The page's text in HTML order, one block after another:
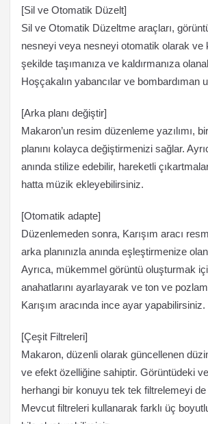
[Sil ve Otomatik Düzelt]
Sil ve Otomatik Düzeltme araçları,
nesneyi veya nesneyi otomatik olarak ve
şekilde taşımanıza ve kaldırmanıza
Hoşçakalın yabancılar ve bombardıman
[Arka planı değiştir]
Makaron’un resim düzenleme yazılımı,
planını kolayca değiştirmenizi sağlar.
anında stilize edebilir, hareketli
hatta müzik ekleyebilirsiniz.
[Otomatik adapte]
Düzenlemeden sonra, Karışım aracı
arka planınızla anında eşleştirmenize
Ayrıca, mükemmel görüntü oluşturmak
anahatlarını ayarlayarak ve ton ve
Karışım aracında ince ayar yapabilirsiniz.
[Çeşit Filtreleri]
Makaron, düzenli olarak güncellenen
ve efekt özelliğine sahiptir. Görüntüdeki
herhangi bir konuyu tek tek filtrelemeyi
Mevcut filtreleri kullanarak farklı üç